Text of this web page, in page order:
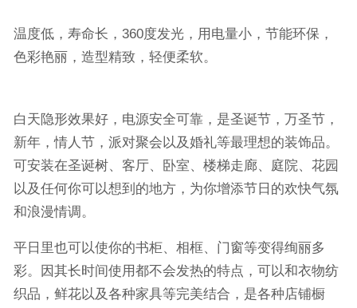
温度低，寿命长， 360度发光，用电量小，节能环保，
色彩艳丽，造型精致，轻便柔软。
白天隐形效果好，电源安全可靠，是圣诞节，万圣节，
新年，情人节，派对聚会以及婚礼等最理想的装饰品。
可安装在圣诞树、客厅、卧室、楼梯走廊、庭院、花园
以及任何你可以想到的地方，为你增添节日的欢快气氛
和浪漫情调。
平日里也可以使你的书柜、相框、门窗等变得绚丽多
彩。因其长时间使用都不会发热的特点，可以和衣物纺
织品，鲜花以及各种家具等完美结合，是各种店铺橱